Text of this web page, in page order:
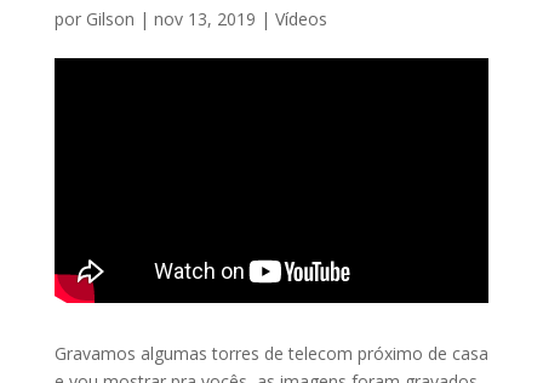
por Gilson | nov 13, 2019 | Vídeos
Gravamos algumas torres de telecom próximo de casa